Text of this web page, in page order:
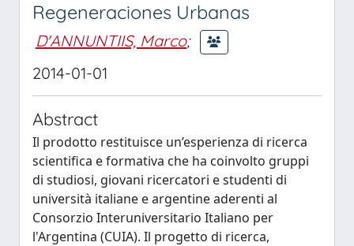
Regeneraciones Urbanas
D'ANNUNTIIS, Marco;
2014-01-01
Abstract
Il prodotto restituisce un’esperienza di ricerca
scientifica e formativa che ha coinvolto gruppi
di studiosi, giovani ricercatori e studenti di
università italiane e argentine aderenti al
Consorzio Interuniversitario Italiano per
l'Argentina (CUIA). Il progetto di ricerca,